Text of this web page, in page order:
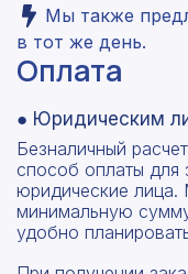
Мы также
в тот же день.
Оплата
● Юридическим
Безналичный
способ оплаты для
юридические лица.
минимальную
удобно